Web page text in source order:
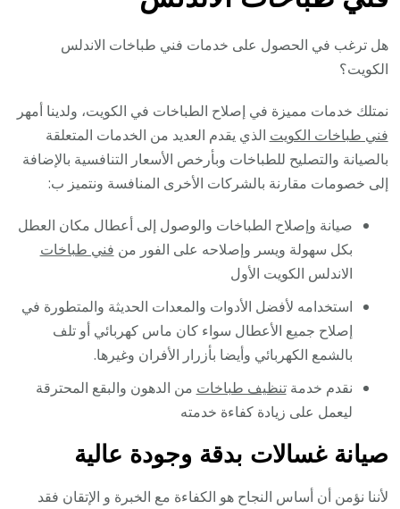
هل ترغب في الحصول على خدمات فني طباخات الاندلس
الكويت؟
نمتلك خدمات مميزة في إصلاح الطباخات في الكويت، ولدينا أمهر
فني طباخات الكويت الذي يقدم العديد من الخدمات المتعلقة
بالصيانة والتصليح للطباخات وبأرخص الأسعار التنافسية بالإضافة
إلى خصومات مقارنة بالشركات الأخرى المنافسة ونتميز ب:
صيانة وإصلاح الطباخات والوصول إلى أعطال مكان العطل
بكل سهولة ويسر وإصلاحه على الفور من فني طباخات
الاندلس الكويت الأول
استخدامه لأفضل الأدوات والمعدات الحديثة والمتطورة في
إصلاح جميع الأعطال سواء كان ماس كهربائي أو تلف
بالشمع الكهربائي وأيضا بأزرار الأفران وغيرها.
نقدم خدمةتنظيف طباخات من الدهون والبقع المحترقة
ليعمل على زيادة كفاءة خدمته
صيانة غسالات بدقة وجودة عالية
لأننا نؤمن أن أساس النجاح هو الكفاءة مع الخبرة و الإتقان فقد